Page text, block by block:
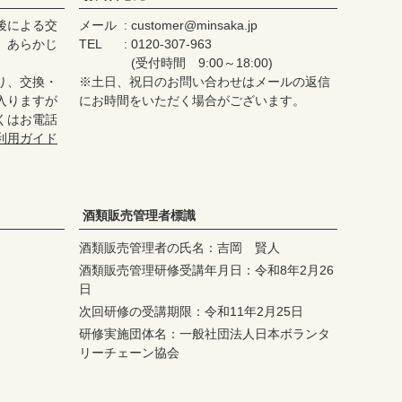
による交
あらかじ
交換・
りますが
はお電話
用ガイド
メール
customer@minsaka.jp
TEL
0120-307-963
(受付時間 9:00～18:00)
※土日、祝日のお問い合わせはメールの返信
にお時間をいただく場合がございます。
酒類販売管理者標識
酒類販売管理者の氏名：吉岡 賢人
酒類販売管理研修受講年月日：令和8年2月26
日
次回研修の受講期限：令和11年2月25日
研修実施団体名：一般社団法人日本ボランタ
リーチェーン協会